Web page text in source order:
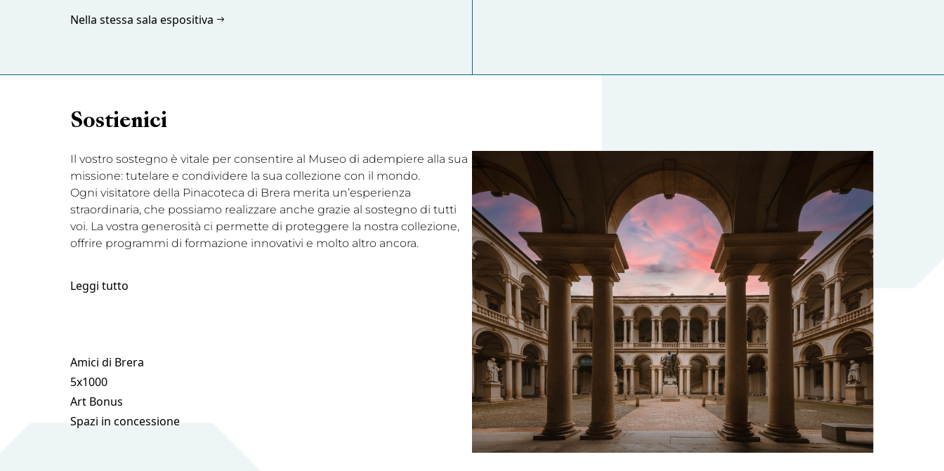
Nella stessa sala espositiva
Sostienici
Il vostro sostegno è vitale per consentire al Museo di adempiere alla sua
missione: tutelare e condividere la sua collezione con il mondo.
Ogni visitatore della Pinacoteca di Brera merita un’esperienza
straordinaria, che possiamo realizzare anche grazie al sostegno di tutti
voi. La vostra generosità ci permette di proteggere la nostra collezione,
offrire programmi di formazione innovativi e molto altro ancora.
Leggi tutto
Amici di Brera
5x1000
Art Bonus
Spazi in concessione